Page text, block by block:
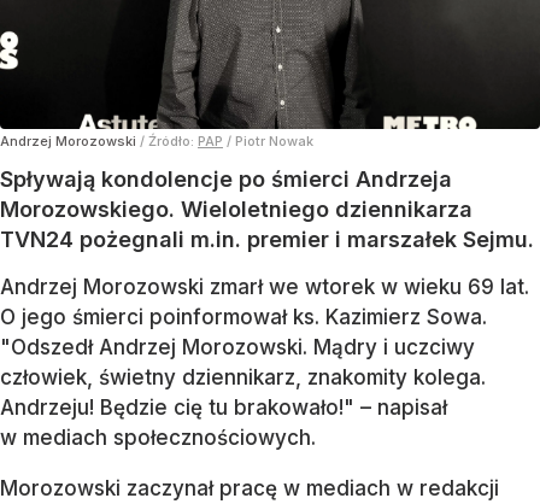
Andrzej Morozowski / Źródło: PAP / Piotr Nowak
Spływają kondolencje po śmierci Andrzeja
Morozowskiego. Wieloletniego dziennikarza
TVN24 pożegnali m.in. premier i marszałek Sejmu.
Andrzej Morozowski zmarł we wtorek w wieku 69 lat.
O jego śmierci poinformował ks. Kazimierz Sowa.
"Odszedł Andrzej Morozowski. Mądry i uczciwy
człowiek, świetny dziennikarz, znakomity kolega.
Andrzeju! Będzie cię tu brakowało!" – napisał
w mediach społecznościowych.
Morozowski zaczynał pracę w mediach w redakcji